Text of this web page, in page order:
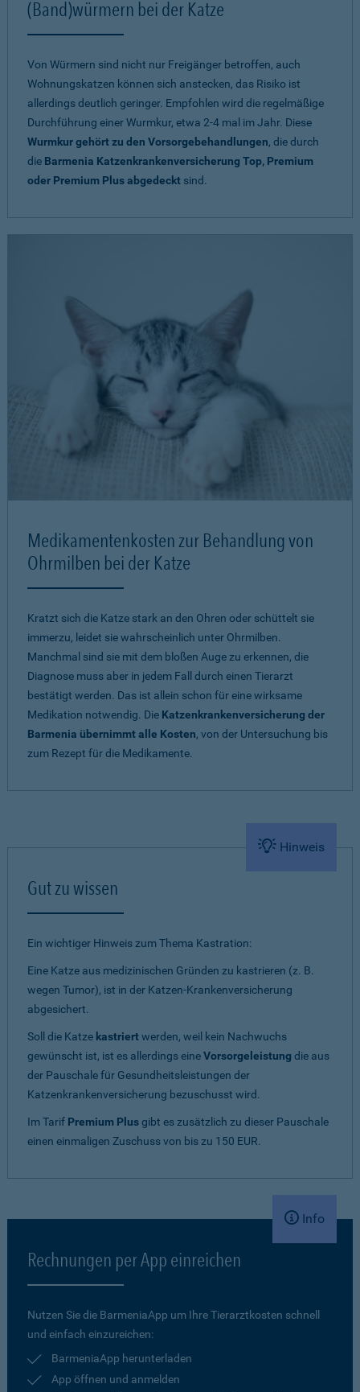
(Band)würmern bei der Katze
Von Würmern sind nicht nur Freigänger betroffen, auch
Wohnungskatzen können sich anstecken, das Risiko ist
allerdings deutlich geringer. Empfohlen wird die regelmäßige
Durchführung einer Wurmkur, etwa 2-4 mal im Jahr. Diese
Wurmkur gehört zu den Vorsorgebehandlungen, die durch
die Barmenia Katzenkrankenversicherung Top, Premium
oder Premium Plus abgedeckt sind.
Medikamentenkosten zur Behandlung von
Ohrmilben bei der Katze
Kratzt sich die Katze stark an den Ohren oder schüttelt sie
immerzu, leidet sie wahrscheinlich unter Ohrmilben.
Manchmal sind sie mit dem bloßen Auge zu erkennen, die
Diagnose muss aber in jedem Fall durch einen Tierarzt
bestätigt werden. Das ist allein schon für eine wirksame
Medikation notwendig. Die Katzenkrankenversicherung der
Barmenia übernimmt alle Kosten, von der Untersuchung bis
zum Rezept für die Medikamente.
Hinweis
Gut zu wissen
Ein wichtiger Hinweis zum Thema Kastration:
Eine Katze aus medizinischen Gründen zu kastrieren (z. B.
wegen Tumor), ist in der Katzen-Krankenversicherung
abgesichert.
Soll die Katze kastriertwerden, weil kein Nachwuchs
gewünscht ist, ist es allerdings eineVorsorgeleistung die aus
der Pauschale für Gesundheitsleistungen der
Katzenkrankenversicherung bezuschusst wird.
Im Tarif Premium Plusgibt es zusätzlich zu dieser Pauschale
einen einmaligen Zuschuss von bis zu 150 EUR.
Info
Rechnungen per App einreichen
Nutzen Sie die BarmeniaApp um Ihre Tierarztkosten schnell
und einfach einzureichen:
BarmeniaApp herunterladen
App öffnen und anmelden